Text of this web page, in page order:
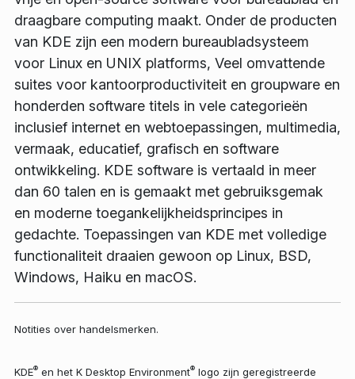
draagbare computing maakt. Onder de producten
van KDE zijn een modern bureaubladsysteem
voor Linux en UNIX platforms, Veel omvattende
suites voor kantoorproductiviteit en groupware en
honderden software titels in vele categorieën
inclusief internet en webtoepassingen, multimedia,
vermaak, educatief, grafisch en software
ontwikkeling. KDE software is vertaald in meer
dan 60 talen en is gemaakt met gebruiksgemak
en moderne toegankelijkheidsprincipes in
gedachte. Toepassingen van KDE met volledige
functionaliteit draaien gewoon op Linux, BSD,
Windows, Haiku en macOS.
Notities over handelsmerken.
KDE® en het K Desktop Environment® logo zijn geregistreerde